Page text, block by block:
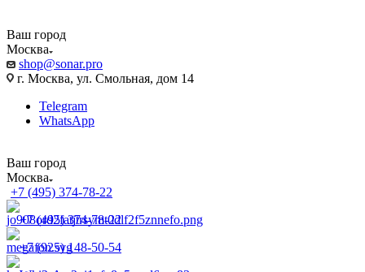
Ваш город
Москва
shop@sonar.pro
г. Москва, ул. Смольная, дом 14
Telegram
WhatsApp
Ваш город
Москва
+7 (495) 374-78-22
+7 (495) 374-78-22
+7 (925) 148-50-54